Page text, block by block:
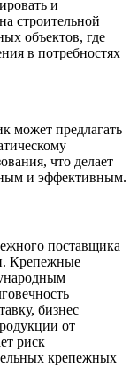
и
строительной
объектов, где
в потребностях
может предлагать
что делает
и эффективным.
поставщика
Крепежные
бизнес
от
риск
крепежных